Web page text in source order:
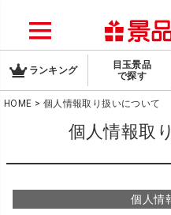
ランキング
目玉景品
で探す
HOME 個人情報取り扱いについて
個人情報取
個人情